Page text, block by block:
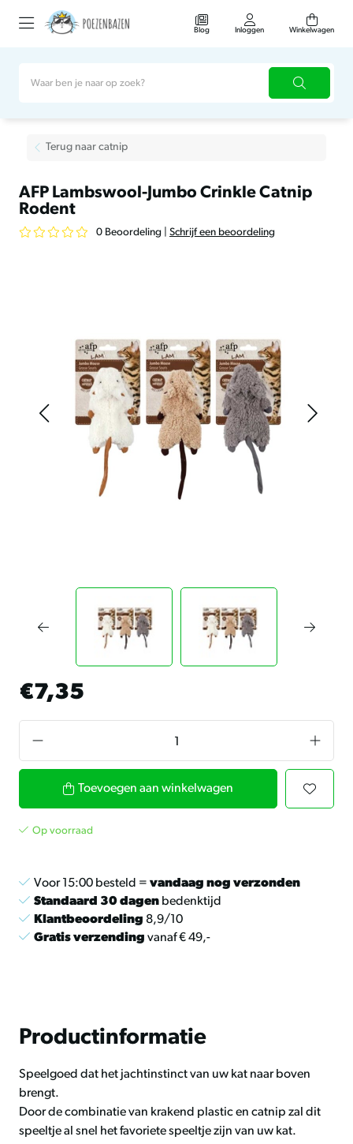
Blog Inloggen Winkelwagen
Terug naar catnip
AFP Lambswool-Jumbo Crinkle Catnip
Rodent
0 Beoordeling Schrijf een beoordeling
€7,35
Toevoegen aan winkelwagen
Op voorraad
Voor 15:00 besteld = vandaag nog verzonden
Standaard 30 dagen bedenktijd
Klantbeoordeling 8,9/10
Gratis verzending vanaf € 49,-
Productinformatie
Speelgoed dat het jachtinstinct van uw kat naar boven
brengt.
Door de combinatie van krakend plastic en catnip zal dit
speeltje al snel het favoriete speeltje zijn van uw kat.